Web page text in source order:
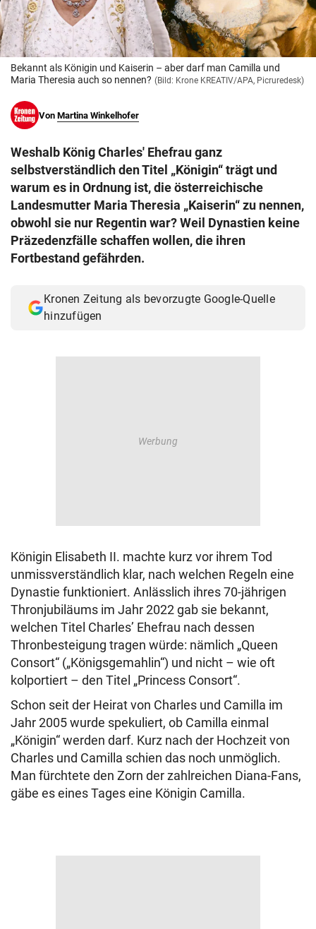
© Krone Multimedia GmbH & Co KG 2026
Muthgasse 2, 1190 Wien
Bekannt als Königin und Kaiserin – aber darf man Camilla und
Maria Theresia auch so nennen? (Bild: Krone KREATIV/APA, Picruredesk)
Von Martina Winkelhofer
Weshalb König Charles' Ehefrau ganz
selbstverständlich den Titel „Königin“ trägt und
warum es in Ordnung ist, die österreichische
Landesmutter Maria Theresia „Kaiserin“ zu nennen,
obwohl sie nur Regentin war? Weil Dynastien keine
Präzedenzfälle schaffen wollen, die ihren
Fortbestand gefährden.
Kronen Zeitung als bevorzugte Google-Quelle
hinzufügen
Königin Elisabeth II. machte kurz vor ihrem Tod
unmissverständlich klar, nach welchen Regeln eine
Dynastie funktioniert. Anlässlich ihres 70-jährigen
Thronjubiläums im Jahr 2022 gab sie bekannt,
welchen Titel Charles’ Ehefrau nach dessen
Thronbesteigung tragen würde: nämlich „Queen
Consort“ („Königsgemahlin“) und nicht – wie oft
kolportiert – den Titel „Princess Consort“.
Schon seit der Heirat von Charles und Camilla im
Jahr 2005 wurde spekuliert, ob Camilla einmal
„Königin“ werden darf. Kurz nach der Hochzeit von
Charles und Camilla schien das noch unmöglich.
Man fürchtete den Zorn der zahlreichen Diana-Fans,
gäbe es eines Tages eine Königin Camilla.